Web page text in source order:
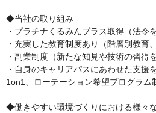
◆当社の取り組み
・プラチナくるみんプラス取得（法令
・充実した教育制度あり（階層別教育
・副業制度（新たな知見や技術の習得
・自身のキャリアパスにあわせた支援
1on1、ローテーション希望プログラム
◆働きやすい環境づくりにおける様々